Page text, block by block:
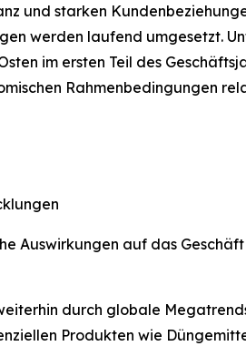
und starken
werden laufend umgesetzt.
im ersten Teil des
Rahmenbedingungen
Auswirkungen auf das
durch globale
Produkten wie